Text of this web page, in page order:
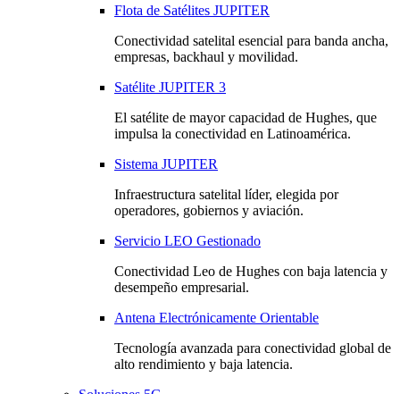
Flota de Satélites JUPITER
Conectividad satelital esencial para banda ancha,
empresas, backhaul y movilidad.
Satélite JUPITER 3
El satélite de mayor capacidad de Hughes, que
impulsa la conectividad en Latinoamérica.
Sistema JUPITER
Infraestructura satelital líder, elegida por
operadores, gobiernos y aviación.
Servicio LEO Gestionado
Conectividad Leo de Hughes con baja latencia y
desempeño empresarial.
Antena Electrónicamente Orientable
Tecnología avanzada para conectividad global de
alto rendimiento y baja latencia.